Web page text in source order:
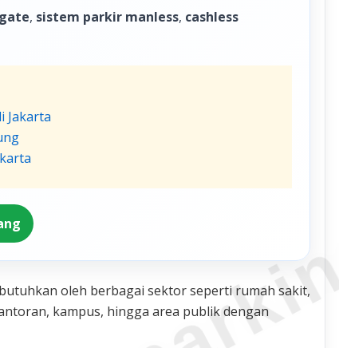
, sistem parkir manless, cashless
Jakarta
oleh berbagai sektor seperti rumah sakit,
kampus, hingga area publik dengan